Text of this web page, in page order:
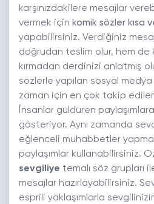
karşınızdakilere mesajlar
vermek için komik sözler kısa
yapabilirsiniz. Verdiğiniz
doğrudan teslim olur, hem de
kırmadan derdinizi anlatmış
sözlerle yapılan sosyal medya
zaman için en çok takip
İnsanlar güldüren
gösteriyor. Aynı zamanda
eğlenceli muhabbetler
paylaşımlar kullanabilirsiniz.
sevgiliye temalı söz grupları
mesajlar hazırlayabilirsiniz.
esprili yaklaşımlarla